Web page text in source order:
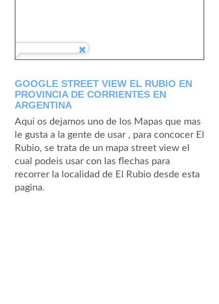
GOOGLE STREET VIEW EL RUBIO EN
PROVINCIA DE CORRIENTES EN
ARGENTINA
Aqui os dejamos uno de los Mapas que mas
le gusta a la gente de usar , para concocer El
Rubio, se trata de un mapa street view el
cual podeis usar con las flechas para
recorrer la localidad de El Rubio desde esta
pagina.